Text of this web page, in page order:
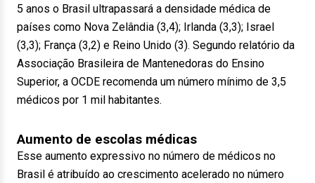
5 anos o Brasil ultrapassará a densidade médica de
países como Nova Zelândia (3,4); Irlanda (3,3); Israel
(3,3); França (3,2) e Reino Unido (3). Segundo relatório da
Associação Brasileira de Mantenedoras do Ensino
Superior, a OCDE recomenda um número mínimo de 3,5
médicos por 1 mil habitantes.
Aumento de escolas médicas
Esse aumento expressivo no número de médicos no
Brasil é atribuído ao crescimento acelerado no número